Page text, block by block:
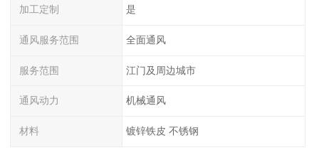
加工定制 是
通风服务范围 全面通风
服务范围 江门及周边城市
通风动力 机械通风
材料 镀锌铁皮 不锈钢